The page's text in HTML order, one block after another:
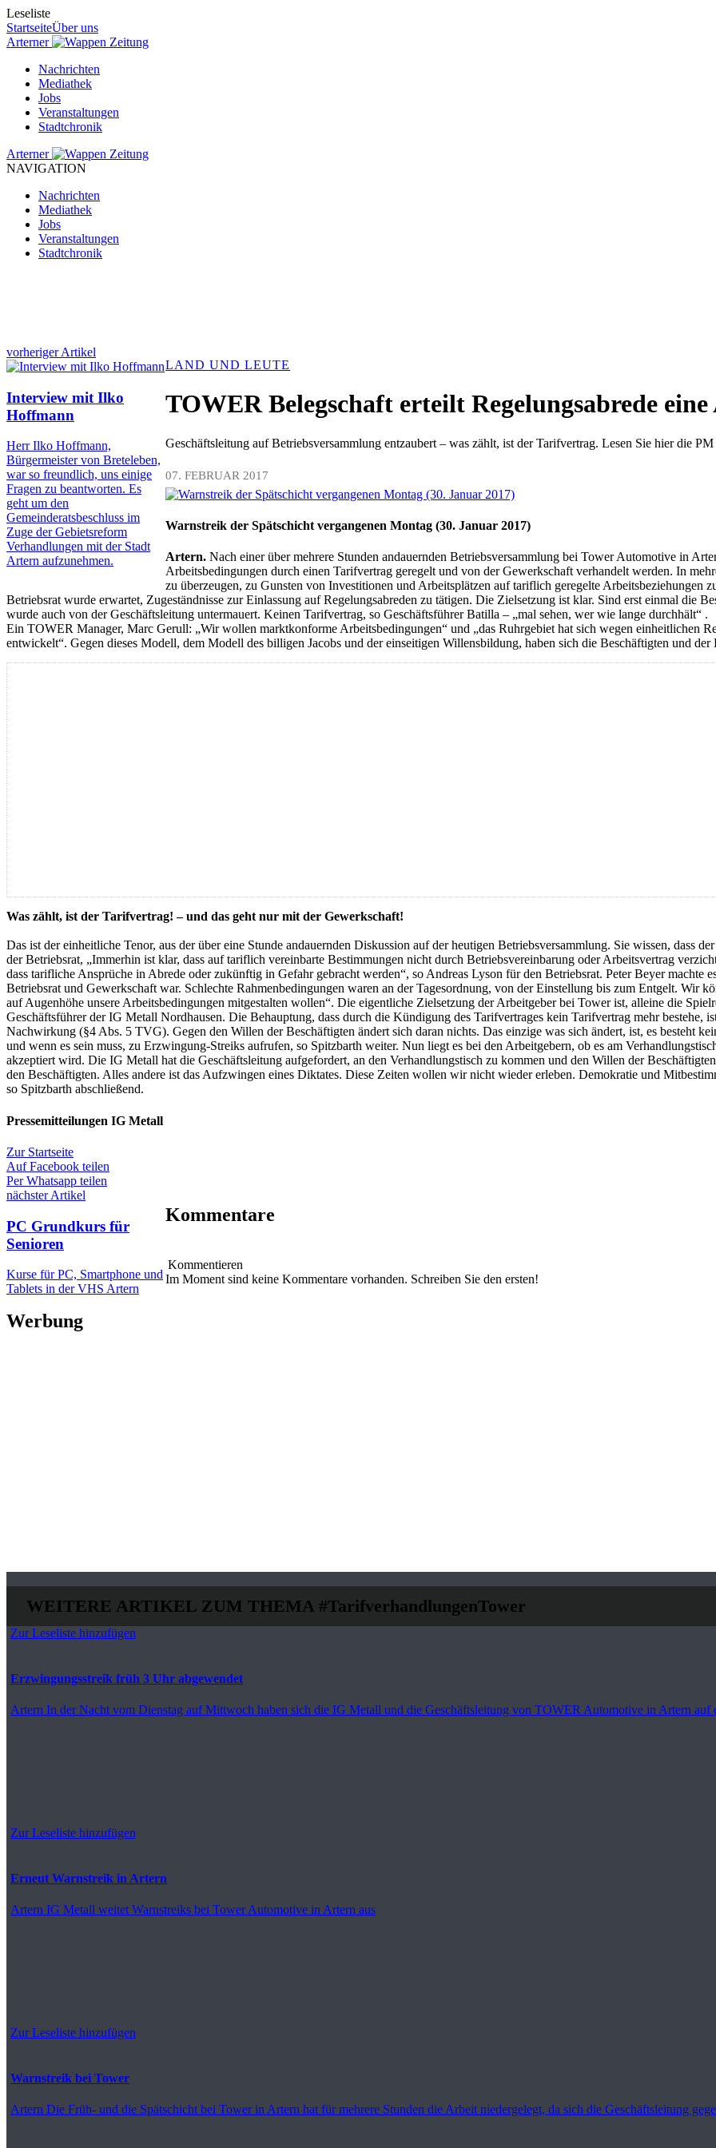
Leseliste
StartseiteÜber uns
Arterner
Zeitung
Nachrichten
Mediathek
Jobs
Veranstaltungen
Stadtchronik
Arterner
Zeitung
NAVIGATION
Nachrichten
Mediathek
Jobs
Veranstaltungen
Stadtchronik
vorheriger Artikel
Interview mit Ilko
Hoffmann
Herr Ilko Hoffmann,
Bürgermeister von Breteleben,
war so freundlich, uns einige
Fragen zu beantworten. Es
geht um den
Gemeinderatsbeschluss im
Zuge der Gebietsreform
Verhandlungen mit der Stadt
Artern aufzunehmen.
LAND UND LEUTE
TOWER Belegschaft erteilt Regelungsabrede eine
Geschäftsleitung auf Betriebsversammlung entzaubert – was zählt, ist der Tarifvertrag. Lesen Sie hier die
07. FEBRUAR 2017
Warnstreik der Spätschicht vergangenen Montag (30. Januar 2017)
Artern.Nach einer über mehrere Stunden andauernden Betriebsversammlung bei Tower Automotive in
Arbeitsbedingungen durch einen Tarifvertrag geregelt und von der Gewerkschaft verhandelt werden. In
zu überzeugen, zu Gunsten von Investitionen und Arbeitsplätzen auf tariflich geregelte Arbeitsbeziehungen
Betriebsrat wurde erwartet, Zugeständnisse zur Einlassung auf Regelungsabreden zu tätigen. Die Zielsetzung ist klar. Sind erst einmal die
wurde auch von der Geschäftsleitung untermauert. Keinen Tarifvertrag, so Geschäftsführer Batilla – „mal sehen, wer wie lange durchhält“ .
Ein TOWER Manager, Marc Gerull: „Wir wollen marktkonforme Arbeitsbedingungen“ und „das Ruhrgebiet hat sich wegen einheitlichen
entwickelt“. Gegen dieses Modell, dem Modell des billigen Jacobs und der einseitigen Willensbildung, haben sich die Beschäftigten und der
Was zählt, ist der Tarifvertrag! – und das geht nur mit der Gewerkschaft!
Das ist der einheitliche Tenor, aus der über eine Stunde andauernden Diskussion auf der heutigen Betriebsversammlung. Sie wissen, dass
der Betriebsrat, „Immerhin ist klar, dass auf tariflich vereinbarte Bestimmungen nicht durch Betriebsvereinbarung oder Arbeitsvertrag
dass tarifliche Ansprüche in Abrede oder zukünftig in Gefahr gebracht werden“, so Andreas Lyson für den Betriebsrat. Peter Beyer machte
Betriebsrat und Gewerkschaft war. Schlechte Rahmenbedingungen waren an der Tagesordnung, von der Einstellung bis zum Entgelt. Wir
auf Augenhöhe unsere Arbeitsbedingungen mitgestalten wollen“. Die eigentliche Zielsetzung der Arbeitgeber bei Tower ist, alleine die
Geschäftsführer der IG Metall Nordhausen. Die Behauptung, dass durch die Kündigung des Tarifvertrages kein Tarifvertrag mehr bestehe,
Nachwirkung (§4 Abs. 5 TVG). Gegen den Willen der Beschäftigten ändert sich daran nichts. Das einzige was sich ändert, ist, es besteht
und wenn es sein muss, zu Erzwingung-Streiks aufrufen, so Spitzbarth weiter. Nun liegt es bei den Arbeitgebern, ob es am
akzeptiert wird. Die IG Metall hat die Geschäftsleitung aufgefordert, an den Verhandlungstisch zu kommen und den Willen der
den Beschäftigten. Alles andere ist das Aufzwingen eines Diktates. Diese Zeiten wollen wir nicht wieder erleben. Demokratie und
so Spitzbarth abschließend.
Pressemitteilungen IG Metall
Zur Startseite
Auf Facebook teilen
Per Whatsapp teilen
nächster Artikel
PC Grundkurs für
Senioren
Kurse für PC, Smartphone und
Tablets in der VHS Artern
Kommentare
Kommentieren
Im Moment sind keine Kommentare vorhanden. Schreiben Sie den ersten!
Werbung
WEITERE ARTIKEL ZUM THEMA #TarifverhandlungenTower
Zur Leseliste hinzufügen
Erzwingungsstreik früh 3 Uhr abgewendet
Artern In der Nacht vom Dienstag auf Mittwoch haben sich die IG Metall und die Geschäftsleitung von TOWER Automotive in Artern auf
Zur Leseliste hinzufügen
Erneut Warnstreik in Artern
Artern IG Metall weitet Warnstreiks bei Tower Automotive in Artern aus
Zur Leseliste hinzufügen
Warnstreik bei Tower
Artern Die Früh- und die Spätschicht bei Tower in Artern hat für mehrere Stunden die Arbeit niedergelegt, da sich die Geschäftsleitung